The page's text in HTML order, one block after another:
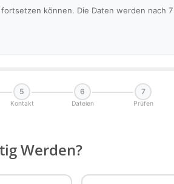
können. Die Daten werden nach 7
5
Kontakt
6
Dateien
7
Prüfen
Werden?